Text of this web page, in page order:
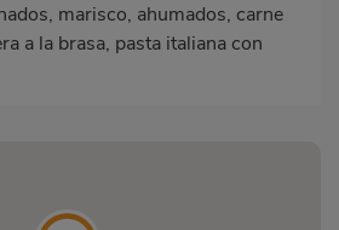
marisco, ahumados, carne
a la brasa, pasta italiana con